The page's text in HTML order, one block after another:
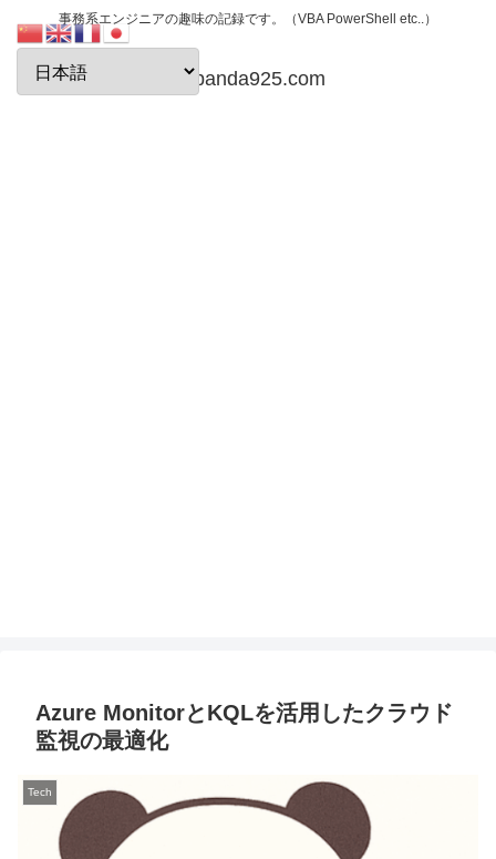
事務系エンジニアの趣味の記録です。（VBA PowerShell etc..）
papanda925.com
Azure MonitorとKQLを活用したクラウド
監視の最適化
Tech